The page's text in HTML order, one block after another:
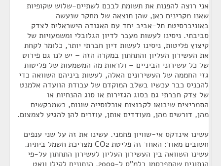
אני רוצה להפנות את תשומת לבכם לשתיים-שלוש שקופיות
שאנו מקרינים כאן, שהן תוצאה של מחקר שנעשה
באוניברסיטת תל-אביב יחד עם האגודה הישראלית לצדק
סביבתי. ניסינו לעשות מעבר לדיון הגלובלי ומשמעויות של
קיצוץ פליטות, ניסינו לעשות דיון חברתי יותר, כלומר לקחת
את העשירון העליון והתחתון במקרה הזה – יש לנו גם פירוט
של כל עשירוני הביניים – ולראות מה המשמעות של פליטות
גזי החממה של העשירונים האלה, לעשות ביניהם השוואה כדי
להכניס כבר עכשיו בשלב המוקדם של עבודת הוועדה אלמנט
של צדק חברתי גם בסוג הגזירות או סוג ההנחיות או
התמריצים שיבואו לקבוצות אוכלוסייה שונות, כשמבקשים
מהן, דורשים מהן, מעודדים אותן, עוזרים להן להגיע לצמצום.
עשינו אינדקס אי-שוויון פחמני. עשינו את זה על שני ענפים
חשובים מאוד: האחד זה פליטת CO2 מצריכת חשמל ביתית.
עשינו השוואה בין העשירון העליון לעשירון התחתון על-פי